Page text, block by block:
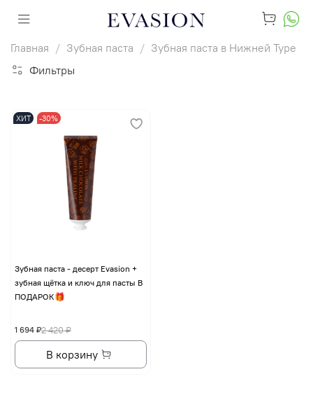
Главная Зубная паста
Зубная паста в Нижней Туре
Фильтры
ХИТ -30%
Зубная паста - десерт Evasion +
зубная щётка и ключ для пасты В
ПОДАРОК🎁
2 420 ₽
1 694 ₽
В корзину